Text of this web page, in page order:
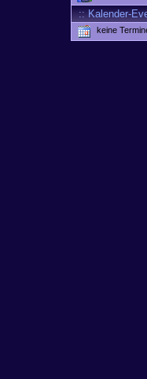
:: Kalender-
keine